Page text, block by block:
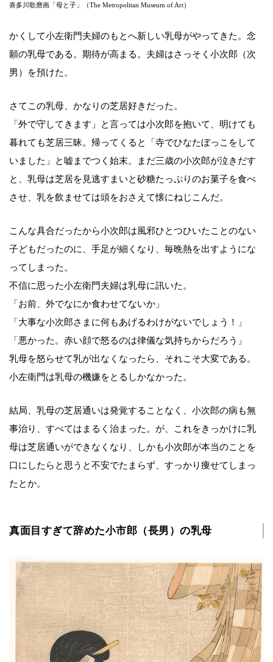
喜多川歌麿画「母と子」（The Metropolitan Museum of Art）
かくして小左衛門夫婦のもとへ新しい乳母がやってきた。念
願の乳母である。期待が高まる。夫婦はさっそく小次郎（次
男）を預けた。
さてこの乳母、かなりの芝居好きだった。
「外で守してきます」と言っては小次郎を抱いて、明けても
暮れても芝居三昧。帰ってくると「寺でひなたぼっこをして
いました」と嘘までつく始末。まだ三歳の小次郎が泣きだす
と、乳母は芝居を見逃すまいと砂糖たっぷりのお菓子を食べ
させ、乳を飲ませては頭をおさえて懐にねじこんだ。
こんな具合だったから小次郎は風邪ひとつひいたことのない
子どもだったのに、手足が細くなり、毎晩熱を出すようにな
ってしまった。
不信に思った小左衛門夫婦は乳母に訊いた。
「お前、外でなにか食わせてないか」
「大事な小次郎さまに何もあげるわけがないでしょう！」
「悪かった。赤い顔で怒るのは律儀な気持ちからだろう」
乳母を怒らせて乳が出なくなったら、それこそ大変である。
小左衛門は乳母の機嫌をとるしかなかった。
結局、乳母の芝居通いは発覚することなく、小次郎の病も無
事治り、すべてはまるく治まった。が、これをきっかけに乳
母は芝居通いができなくなり、しかも小次郎が本当のことを
口にしたらと思うと不安でたまらず、すっかり痩せてしまっ
たとか。
真面目すぎて辞めた小市郎（長男）の乳母